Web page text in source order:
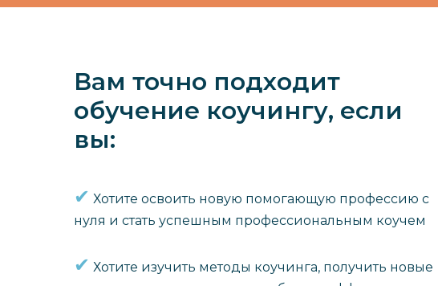
Вам точно подходит
обучение коучингу, если
вы:
✔︎ Хотите освоить новую помогающую профессию с
нуля и стать успешным профессиональным коучем
✔︎ Хотите изучить методы коучинга, получить новые